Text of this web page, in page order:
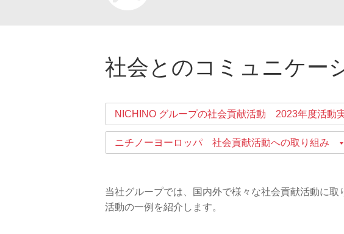
住
社会とのコミュニケー
NICHINO グループの社会貢献活動 2023年度活動
ニチノーヨーロッパ 社会貢献活動への取り組み
当社グループでは、国内外で様々な社会貢献活動に取
活動の一例を紹介します。